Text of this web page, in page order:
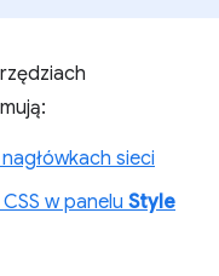
sieci
w panelu Style